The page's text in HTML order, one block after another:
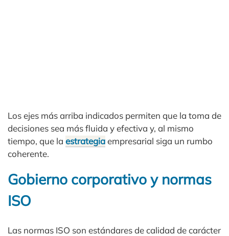
Los ejes más arriba indicados permiten que la toma de
decisiones sea más fluida y efectiva y, al mismo
tiempo, que la estrategiaempresarial siga un rumbo
coherente.
Gobierno corporativo y normas
ISO
Las normas ISO son estándares de calidad de carácter